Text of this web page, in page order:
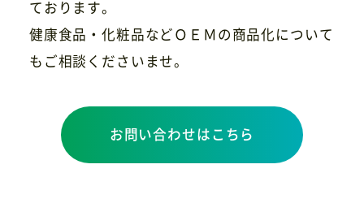
ております。
健康食品・化粧品などＯＥＭの商品化について
もご相談くださいませ。
お問い合わせはこちら